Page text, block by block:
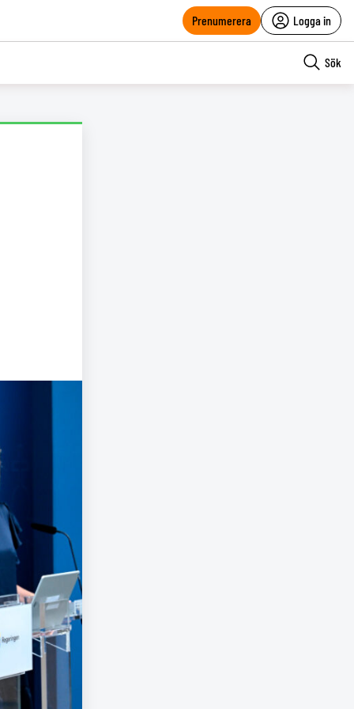
Prenumerera Logga in
Sök